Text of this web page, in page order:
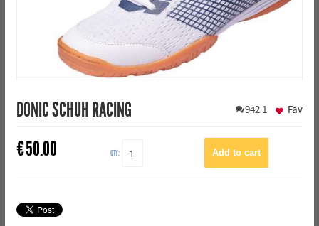
DONIC SCHUH RACING 942 1
€50.00 QTY:
Fav